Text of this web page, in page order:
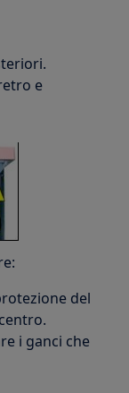
e
del
i ganci che